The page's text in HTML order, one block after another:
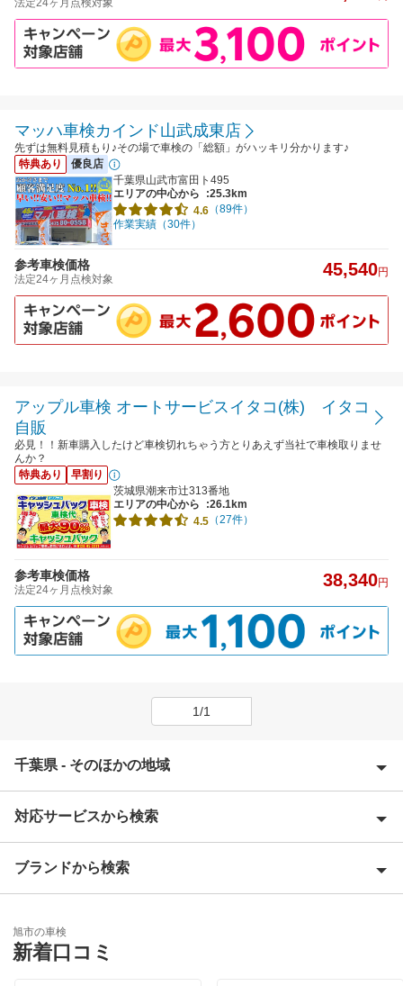
マッハ車検カインド山武成東店
先ずは無料見積もり♪その場で車検の「総額」がハッキリ分かります♪
特典あり
優良店
千葉県山武市富田ト495
エリアの中心から
:25.3km
4.6 （89件）
作業実績（30件）
参考車検価格
法定24ヶ月点検対象 45,540円
アップル車検 オートサービスイタコ(株) イタコ
自販
必見！！新車購入したけど車検切れちゃう方とりあえず当社で車検取りませ
んか？
特典あり
早割り
茨城県潮来市辻313番地
エリアの中心から
:26.1km
4.5 （27件）
参考車検価格
法定24ヶ月点検対象 38,340円
1/1
千葉県 - そのほかの地域
我孫子市
夷隅郡
いすみ市
市川市
対応サービスから検索
優良店
早割りあり
ブランドから検索
車検のコバック
旭市の車検
新着口コミ